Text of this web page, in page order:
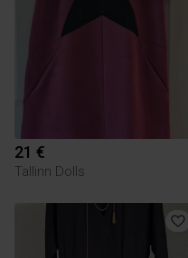
21 €
Tallinn Dolls